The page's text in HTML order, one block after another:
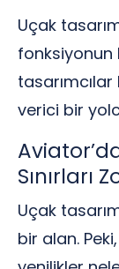
Uçak
fonksiyonun
verici bir
Sınırları
Uçak
bir alan.